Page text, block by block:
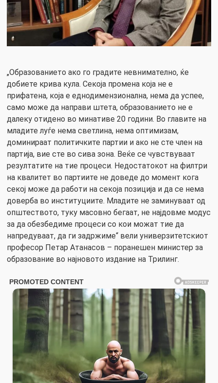
„Образованието ако го градите невнимателно, ќе
добиете крива кула. Секоја промена која не е
прифатена, која е еднодимензионална, нема да успее,
само може да направи штета, образованието не е
далеку отидено во минативе 20 години. Во главите на
младите луѓе нема светлина, нема оптимизам,
доминираат политичките партии и ако не сте член на
партија, вие сте во сива зона. Веќе се чувствуваат
резултатите на тие процеси. Недостатокот на филтри
на квалитет во партиите не доведе до момент кога
секој може да работи на секоја позиција и да се нема
доверба во институциите. Младите не заминуваат од
општеството, туку масовно бегаат, не најдовме модус
за да обезбедиме процеси со кои можат тие да
напредуваат, да ги задржиме“ вели универзитетскиот
професор Петар Атанасов – поранешен министер за
образование во најновото издание на Трилинг.